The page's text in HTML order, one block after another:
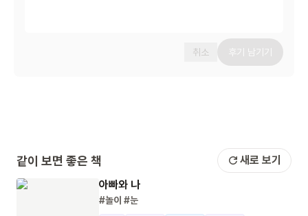
취소 후기 남기기
같이 보면 좋은 책 새로 보기
아빠와 나
#놀이 #눈